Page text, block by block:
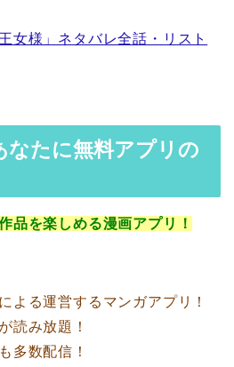
女様」ネタバレ全話・リスト
なたに無料アプリの
品を楽しめる漫画アプリ！
よる運営するマンガアプリ！
読み放題！
多数配信！